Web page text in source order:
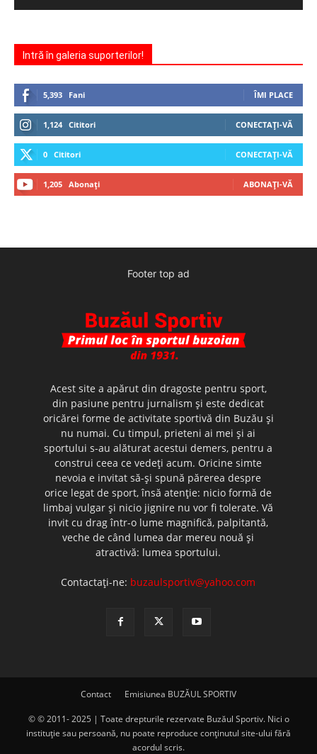
Intră în galeria suporterilor!
5,393 Fani ÎMI PLACE
1,124 Cititori CONECTAȚI-VĂ
0 Cititori CONECTAȚI-VĂ
1,205 Abonați ABONAȚI-VĂ
Footer top ad
Acest site a apărut din dragoste pentru sport,
din pasiune pentru jurnalism şi este dedicat
oricărei forme de activitate sportivă din Buzău şi
nu numai. Cu timpul, prieteni ai mei şi ai
sportului s-au alăturat acestui demers, pentru a
construi ceea ce vedeţi acum. Oricine simte
nevoia e invitat să-şi spună părerea despre
orice legat de sport, însă atenţie: nicio formă de
limbaj vulgar şi nicio jignire nu vor fi tolerate. Vă
invit cu drag într-o lume magnifică, palpitantă,
veche de când lumea dar mereu nouă şi
atractivă: lumea sportului.
Contactați-ne: buzaulsportiv@yahoo.com
Contact Emisiunea BUZĂUL SPORTIV
© © 2011- 2025 | Toate drepturile rezervate Buzăul Sportiv. Nici o
instituţie sau persoană, nu poate reproduce conţinutul site-ului fără
acordul scris.